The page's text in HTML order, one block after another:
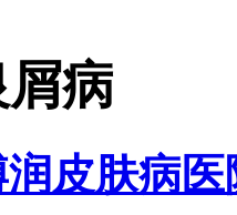
病
皮肤病医